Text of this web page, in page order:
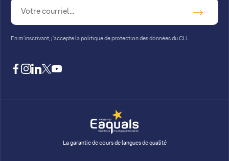
En m’inscrivant, j’accepte la politique de protection des données du CLL.
facebook
instagram
linkedin
twitteryoutube
La garantie de cours de langues de qualité